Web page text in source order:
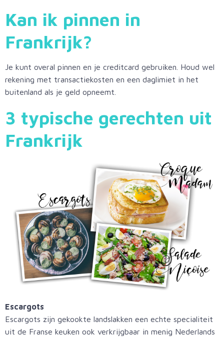
Kan ik pinnen in
Frankrijk?
Je kunt overal pinnen en je creditcard gebruiken. Houd wel
rekening met transactiekosten en een daglimiet in het
buitenland als je geld opneemt.
3 typische gerechten uit
Frankrijk
Escargots
Escargots zijn gekookte landslakken een echte specialiteit
uit de Franse keuken ook verkrijgbaar in menig Nederlands